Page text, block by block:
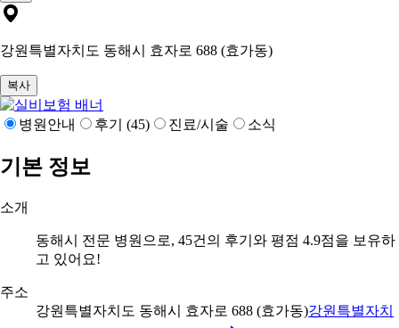
강원특별자치도 동해시 효자로 688 (효가동)
복사
병원안내 후기 (45) 진료/시술 소식
기본 정보
소개
동해시 전문 병원으로, 45건의 후기와 평점 4.9점을 보유하
고 있어요!
주소
강원특별자치도 동해시 효자로 688 (효가동)강원특별자치